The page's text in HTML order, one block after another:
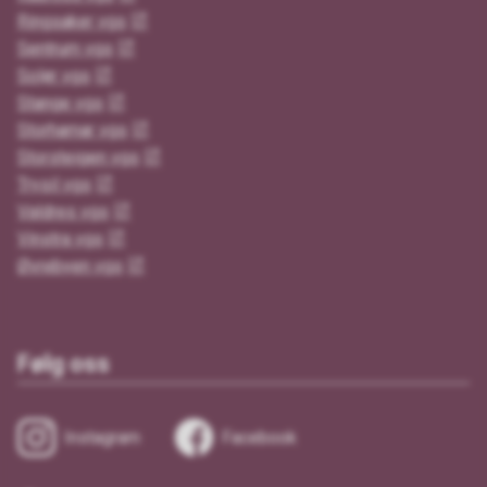
Ringsaker vgs
Sentrum vgs
Solør vgs
Stange vgs
Storhamar vgs
Storsteigen vgs
Trysil vgs
Valdres vgs
Vinstra vgs
Øvrebyen vgs
Følg oss
Instagram Facebook